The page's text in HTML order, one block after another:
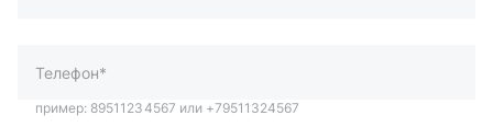
Отправить